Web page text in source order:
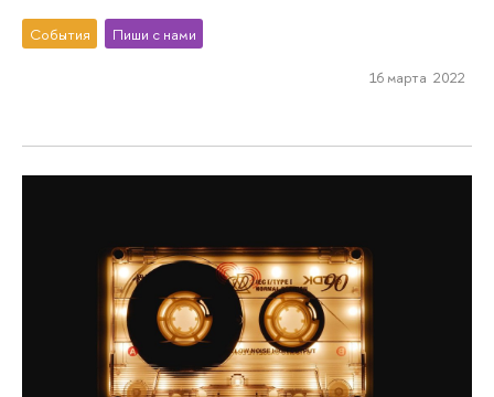
События Пиши с нами
16 марта 2022